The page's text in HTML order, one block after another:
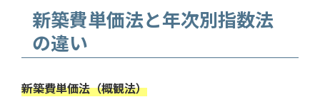
新築費単価法と年次別指数法
の違い
新築費単価法（概観法）